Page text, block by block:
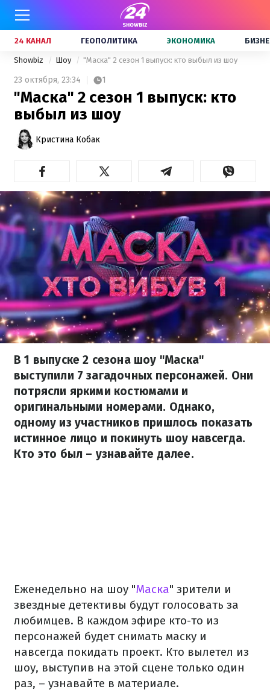
24 КАНАЛ ГЕОПОЛИТИКА ЭКОНОМИКА
Showbiz Шоу "Маска" 2 сезон 1 выпуск: кто выбыл из шоу
23 октября, 23:34 1
"Маска" 2 сезон 1 выпуск: кто
выбыл из шоу
Кристина Кобак
В 1 выпуске 2 сезона шоу "Маска"
выступили 7 загадочных персонажей. Они
потрясли яркими костюмами и
оригинальными номерами. Однако,
одному из участников пришлось показать
истинное лицо и покинуть шоу навсегда.
Кто это был – узнавайте далее.
Еженедельно на шоу "Маска" зрители и
звездные детективы будут голосовать за
любимцев. В каждом эфире кто-то из
персонажей будет снимать маску и
навсегда покидать проект. Кто вылетел из
шоу, выступив на этой сцене только один
раз, – узнавайте в материале.